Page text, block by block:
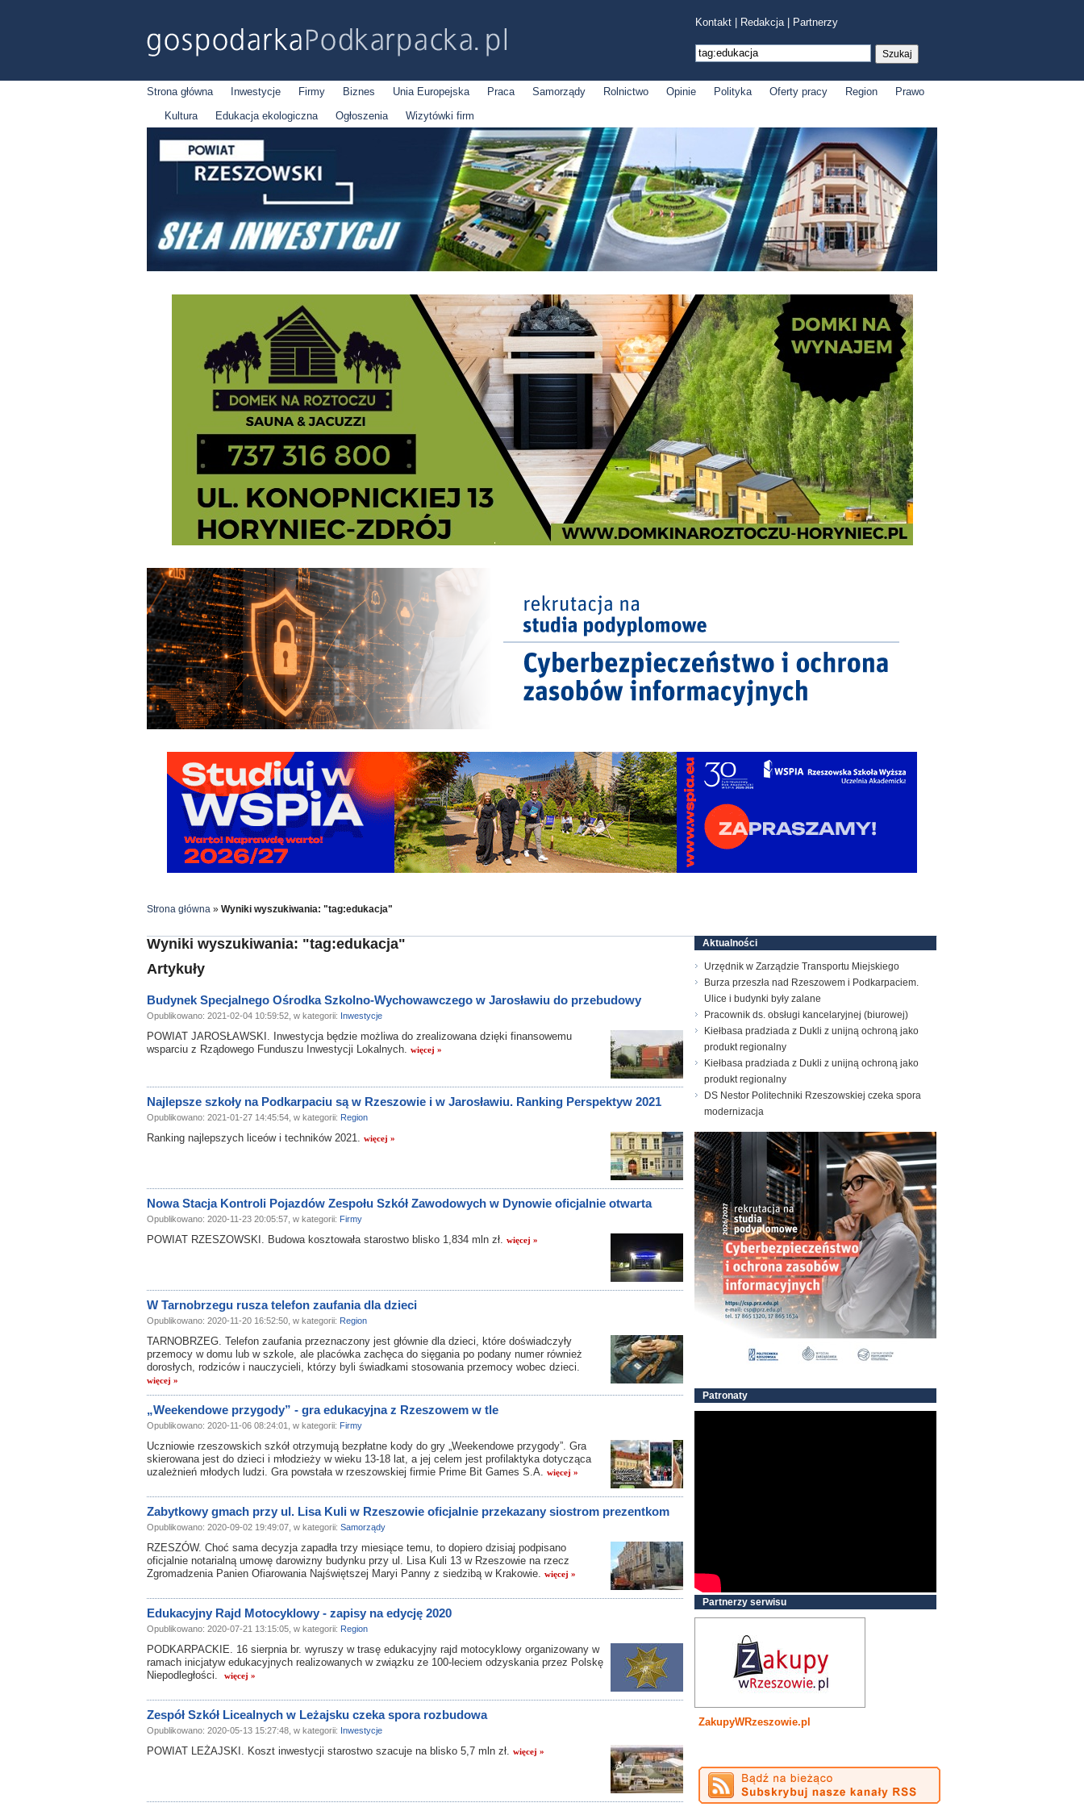
Kontakt Redakcja| Partnerzy
Strona główna Inwestycje Firmy Biznes Unia Europejska Praca Samorządy Rolnictwo Opinie Polityka Oferty pracy Region
Prawo
Kultura
Edukacja ekologiczna Ogłoszenia Wizytówki firm
Strona główna » Wyniki wyszukiwania: "tag:edukacja"
Wyniki wyszukiwania: "tag:edukacja"
Artykuły
Budynek Specjalnego Ośrodka Szkolno-Wychowawczego w Jarosławiu do przebudowy
Opublikowano: 2021-02-04 10:59:52, w kategorii: Inwestycje
POWIAT JAROSŁAWSKI. Inwestycja będzie możliwa do zrealizowana dzięki finansowemu
wsparciu z Rządowego Funduszu Inwestycji Lokalnych. więcej »
Najlepsze szkoły na Podkarpaciu są w Rzeszowie i w Jarosławiu. Ranking Perspektyw 2021
Opublikowano: 2021-01-27 14:45:54, w kategorii: Region
Ranking najlepszych liceów i techników 2021. więcej »
Nowa Stacja Kontroli Pojazdów Zespołu Szkół Zawodowych w Dynowie oficjalnie otwarta
Opublikowano: 2020-11-23 20:05:57, w kategorii: Firmy
POWIAT RZESZOWSKI. Budowa kosztowała starostwo blisko 1,834 mln zł. więcej »
W Tarnobrzegu rusza telefon zaufania dla dzieci
Opublikowano: 2020-11-20 16:52:50, w kategorii: Region
TARNOBRZEG. Telefon zaufania przeznaczony jest głównie dla dzieci, które doświadczyły
przemocy w domu lub w szkole, ale placówka zachęca do sięgania po podany numer również
dorosłych, rodziców i nauczycieli, którzy byli świadkami stosowania przemocy wobec dzieci.
więcej »
„Weekendowe przygody” - gra edukacyjna z Rzeszowem w tle
Opublikowano: 2020-11-06 08:24:01, w kategorii: Firmy
Uczniowie rzeszowskich szkół otrzymują bezpłatne kody do gry „Weekendowe przygody”. Gra
skierowana jest do dzieci i młodzieży w wieku 13-18 lat, a jej celem jest profilaktyka dotycząca
uzależnień młodych ludzi. Gra powstała w rzeszowskiej firmie Prime Bit Games S.A. więcej »
Zabytkowy gmach przy ul. Lisa Kuli w Rzeszowie oficjalnie przekazany siostrom prezentkom
Opublikowano: 2020-09-02 19:49:07, w kategorii: Samorządy
RZESZÓW. Choć sama decyzja zapadła trzy miesiące temu, to dopiero dzisiaj podpisano
oficjalnie notarialną umowę darowizny budynku przy ul. Lisa Kuli 13 w Rzeszowie na rzecz
Zgromadzenia Panien Ofiarowania Najświętszej Maryi Panny z siedzibą w Krakowie. więcej »
Edukacyjny Rajd Motocyklowy - zapisy na edycję 2020
Opublikowano: 2020-07-21 13:15:05, w kategorii: Region
PODKARPACKIE. 16 sierpnia br. wyruszy w trasę edukacyjny rajd motocyklowy organizowany w
ramach inicjatyw edukacyjnych realizowanych w związku ze 100-leciem odzyskania przez Polskę
Niepodległości.
więcej »
Zespół Szkół Licealnych w Leżajsku czeka spora rozbudowa
Opublikowano: 2020-05-13 15:27:48, w kategorii: Inwestycje
POWIAT LEŻAJSKI. Koszt inwestycji starostwo szacuje na blisko 5,7 mln zł. więcej »
Aktualności
Urzędnik w Zarządzie Transportu Miejskiego
Burza przeszła nad Rzeszowem i Podkarpaciem.
Ulice i budynki były zalane
Pracownik ds. obsługi kancelaryjnej (biurowej)
Kiełbasa pradziada z Dukli z unijną ochroną jako
produkt regionalny
Kiełbasa pradziada z Dukli z unijną ochroną jako
produkt regionalny
DS Nestor Politechniki Rzeszowskiej czeka spora
modernizacja
Patronaty
Partnerzy serwisu
ZakupyWRzeszowie.pl